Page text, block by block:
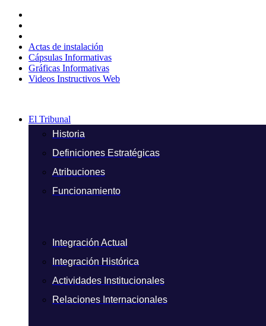
contenido
Actas de instalación
Cápsulas Informativas
Gráficas Informativas
Videos Instructivos Web
El Tribunal
Historia
Definiciones Estratégicas
Atribuciones
Funcionamiento
Integración Actual
Integración Histórica
Actividades Institucionales
Relaciones Internacionales